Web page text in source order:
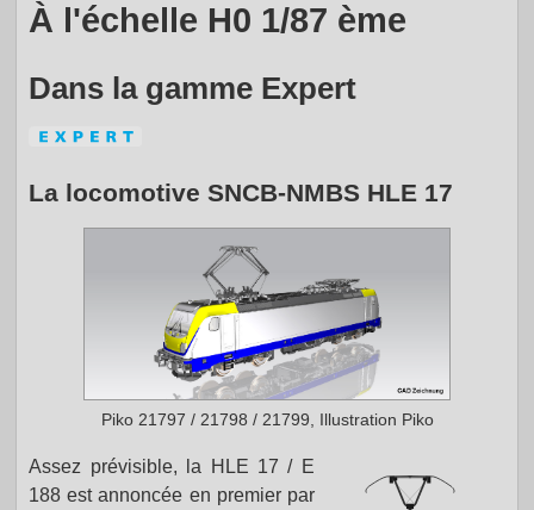
À l'échelle H0 1/87 ème
Dans la gamme Expert
La locomotive SNCB-NMBS HLE 17
Piko 21797 / 21798 / 21799, Illustration Piko
Assez prévisible, la HLE 17 / E
188 est annoncée en premier par